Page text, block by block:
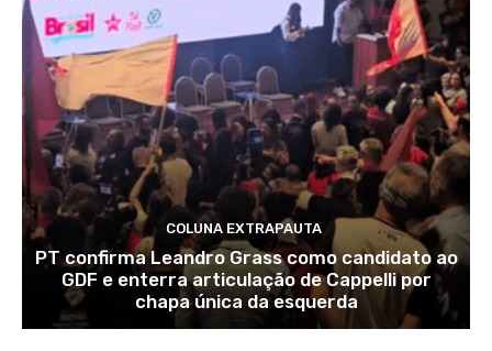
COLUNA EXTRAPAUTA
PT confirma Leandro Grass como candidato ao
GDF e enterra articulação de Cappelli por
chapa única da esquerda